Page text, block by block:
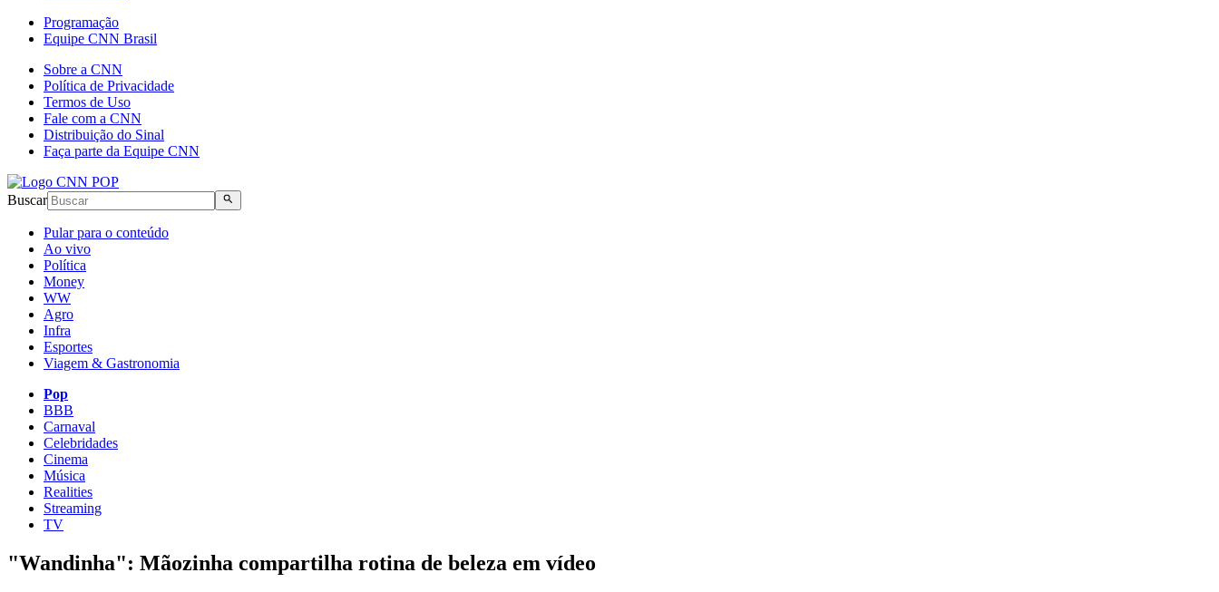
Programação
Equipe CNN Brasil
Sobre a CNN
Política de Privacidade
Termos de Uso
Fale com a CNN
Distribuição do Sinal
Faça parte da Equipe CNN
Buscar
Pular para o conteúdo
Ao vivo
Política
Money
WW
Agro
Infra
Esportes
Viagem & Gastronomia
Pop
BBB
Carnaval
Celebridades
Cinema
Música
Realities
Streaming
TV
"Wandinha": Mãozinha compartilha rotina de beleza em vídeo